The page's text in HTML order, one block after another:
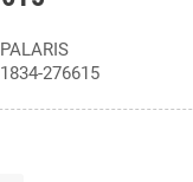
PALARIS
1834-276615